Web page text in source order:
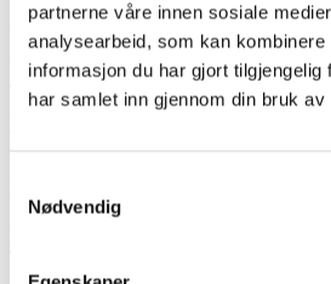
partnerne våre innen sosiale
analysearbeid, som kan kombinere
informasjon du har gjort tilgjengelig
har samlet inn gjennom din bruk
Nødvendig
Publisert: 30.01.2024Nyheter - annet
Varsom.no i ny anorakk
Nå kan alle abonnere på